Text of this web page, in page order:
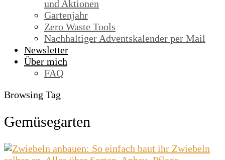
und Aktionen
Gartenjahr
Zero Waste Tools
Nachhaltiger Adventskalender per Mail
Newsletter
Über mich
FAQ
Browsing Tag
Gemüsegarten